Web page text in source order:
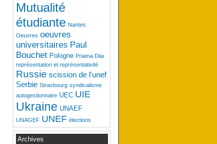
Mutualité
étudiante Nantes
Oeuvres oeuvres
universitaires Paul
Bouchet Pologne Priama Diia
représentation et représentativité
Russie scission de l'unef
Serbie Strasbourg syndicalisme
autogestionnaire UEC UIE
Ukraine UNAEF
UNAGEF UNEF élections
Archives